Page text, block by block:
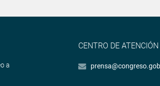
a
CENTRO DE ATENCIÓN